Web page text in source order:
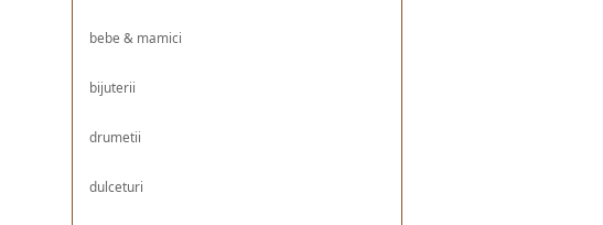
bebe & mamici
bijuterii
drumetii
dulceturi